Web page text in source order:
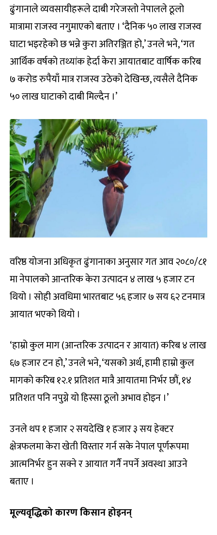
ढुंगानाले व्यवसायीहरूले दाबी गरेजस्तो नेपालले ठूलो
मात्रामा राजस्व नगुमाएको बताए । ‘दैनिक ५० लाख राजस्व
घाटा भइरहेको छ भन्ने कुरा अतिरञ्जित हो,’ उनले भने, ‘गत
आर्थिक वर्षको तथ्यांक हेर्दा केरा आयातबाट वार्षिक करिब
७ करोड रुपैयाँ मात्र राजस्व उठेको देखिन्छ, त्यसैले दैनिक
५० लाख घाटाको दाबी मिल्दैन ।’
वरिष्ठ योजना अधिकृत ढुंगानाका अनुसार गत आव २०८०/८१
मा नेपालको आन्तरिक केरा उत्पादन ४ लाख ५ हजार टन
थियो । सोही अवधिमा भारतबाट ५६ हजार ७ सय ६२ टनमात्र
आयात भएको थियो ।
‘हाम्रो कुल माग (आन्तरिक उत्पादन र आयात) करिब ४ लाख
६७ हजार टन हो,’ उनले भने, ‘यसको अर्थ, हामी हाम्रो कुल
मागको करिब १२.१ प्रतिशत मात्रै आयातमा निर्भर छौं, १४
प्रतिशत पनि नपुग्ने यो हिस्सा ठूलो अभाव होइन ।’
उनले थप १ हजार २ सयदेखि १ हजार ३ सय हेक्टर
क्षेत्रफलमा केरा खेती विस्तार गर्न सके नेपाल पूर्णरूपमा
आत्मनिर्भर हुन सक्ने र आयात गर्नै नपर्ने अवस्था आउने
बताए ।
मूल्यवृद्धिको कारण किसान होइनन्